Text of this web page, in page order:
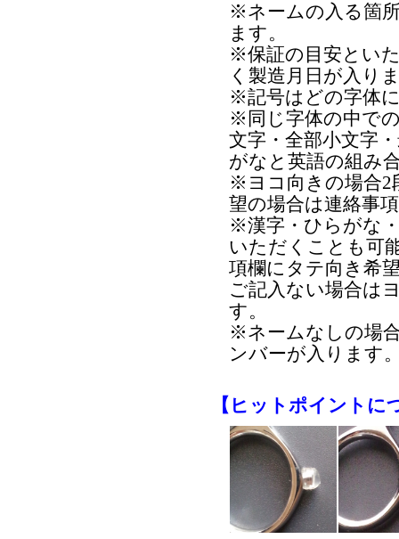
※ネームの入る箇
ます。
※保証の目安とい
く製造月日が入り
※記号はどの字体
※同じ字体の中で
文字・全部小文字
がなと英語の組み
※ヨコ向きの場合2
望の場合は連絡事
※漢字・ひらがな
いただくことも可
項欄にタテ向き希
ご記入ない場合は
す。
※ネームなしの場
ンバーが入ります
【ヒットポイントに